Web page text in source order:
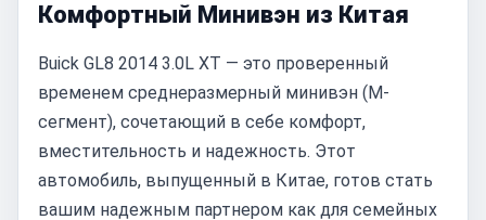
Комфортный Минивэн из Китая
Buick GL8 2014 3.0L XT — это проверенный
временем среднеразмерный минивэн (M-
сегмент), сочетающий в себе комфорт,
вместительность и надежность. Этот
автомобиль, выпущенный в Китае, готов стать
вашим надежным партнером как для семейных